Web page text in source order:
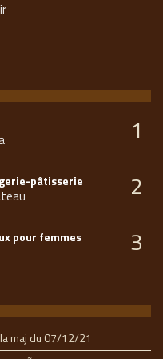
1
pâtisserie 2
pour femmes 3
maj du 07/12/21